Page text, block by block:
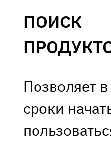
ПОИСК
Позволяет
сроки